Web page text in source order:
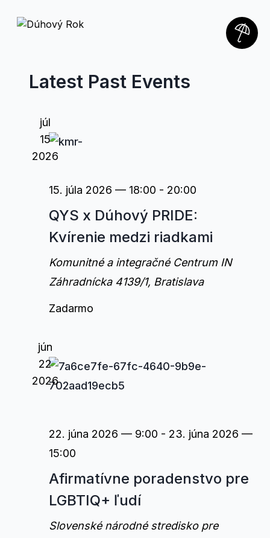
Latest Past Events
júl
15
2026
15. júla 2026 — 18:00 - 20:00
QYS x Dúhový PRIDE:
Kvírenie medzi riadkami
Komunitné a integračné Centrum IN
Záhradnícka 4139/1, Bratislava
Zadarmo
jún
22
2026
22. júna 2026 — 9:00 - 23. júna 2026 —
15:00
Afirmatívne poradenstvo pre
LGBTIQ+ ľudí
Slovenské národné stredisko pre